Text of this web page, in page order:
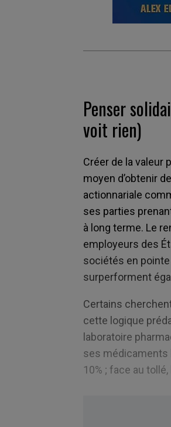
Penser
voit rien)
Créer de la valeur
moyen d’obtenir
actionnariale
ses parties
à long terme. Le
employeurs des
sociétés en
surperforment
Certains
cette logique
laboratoire
ses médicaments
10% ; face au tollé,